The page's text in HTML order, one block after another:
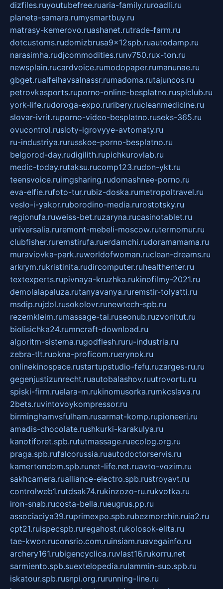
dizfiles.ruyoutubefree.ruaria-family.ruroadli.ru
planeta-samara.rumysmartbuy.ru
matrasy-kemerovo.ruashanet.rutrade-farm.ru
dotcustoms.rudomizbrusa9x12spb.ruautodamp.ru
narasimha.rudjcommodities.runv750.rux-ton.ru
newsplain.rucardvoice.rumodopaper.rumanunae.ru
gbget.rualfeihavsalnassr.rumadoma.rutajuncos.ru
petrovkasports.ruporno-online-besplatno.rusplclub.ru
york-life.rudoroga-expo.ruribery.rucleanmedicine.ru
slovar-ivrit.ruporno-video-besplatno.ruseks-365.ru
ovucontrol.rusloty-igrovyye-avtomaty.ru
ru-industriya.rurusskoe-porno-besplatno.ru
belgorod-day.rudigilith.rupichkurovlab.ru
medic-today.rutaksu.rucomp123.rudon-ykt.ru
teensvoice.ruimgsharing.rudomashnee-porno.ru
eva-elfie.rufoto-tur.rubiz-doska.rumetropoltravel.ru
veslo-i-yakor.ruborodino-media.rurostotsky.ru
regionufa.ruweiss-bet.ruzaryna.rucasinotablet.ru
universalia.ruremont-mebeli-moscow.rutermomur.ru
clubfisher.ruremstirufa.ruerdamchi.rudoramamama.ru
muraviovka-park.ruworldofwoman.ruclean-dreams.ru
arkrym.rukristinita.rudircomputer.ruhealthenter.ru
textexperts.rupivnaya-kruzhka.rukinofilmy-2021.ru
demolalapaluza.rutanyavanya.ruremstir-tolyatti.ru
msdip.rujdol.rusokolovr.runewtech-spb.ru
rezemkleim.rumassage-tai.ruseonub.ruzvonitut.ru
biolisichka24.rumncraft-download.ru
algoritm-sistema.rugodflesh.ruru-industria.ru
zebra-tlt.ruokna-proficom.ruerynok.ru
onlinekinospace.rustartupstudio-fefu.ruzarges-ru.ru
gegenjustizunrecht.ruautobalashov.ruutrovortu.ru
spiski-firm.ruelara-m.rukinomusorka.rumkcslava.ru
2bets.ruvintovoykompressor.ru
birminghamvsfulham.rusarmat-komp.rupioneeri.ru
amadis-chocolate.rushkurki-karakulya.ru
kanotiforet.spb.rututmassage.ruecolog.org.ru
praga.spb.rufalcorussia.ruautodoctorservis.ru
kamertondom.spb.runet-life.net.ruavto-vozim.ru
sakhcamera.rualliance-electro.spb.rustroyavt.ru
controlweb1.rutdsak74.rukinzozo-ru.rukvotka.ru
iron-snab.rucosta-bella.rueugrus.pp.ru
associaciya39.ruprimexpo.spb.rubezmorchin.ruia2.ru
cpt21.ruispecspb.ruregahost.rukolosok-elita.ru
tae-kwon.ruconsrio.com.ruinsiam.ruavegainfo.ru
archery161.rubigencyclica.ruvlast16.rukorru.net
sarmiento.spb.suextelopedia.rulammin-suo.spb.ru
iskatour.spb.rusnpi.org.rurunning-line.ru